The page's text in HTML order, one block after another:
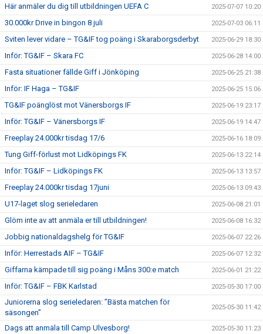
Här anmäler du dig till utbildningen UEFA C 2025-07-07 10:20
30.000kr Drive in bingon 8 juli 2025-07-03 06:11
Sviten lever vidare – TG&IF tog poäng i Skaraborgsderbyt 2025-06-29 18:30
Inför: TG&IF – Skara FC 2025-06-28 14:00
Fasta situationer fällde Giff i Jönköping 2025-06-25 21:38
Inför: IF Haga – TG&IF 2025-06-25 15:06
TG&IF poänglöst mot Vänersborgs IF 2025-06-19 23:17
Inför: TG&IF – Vänersborgs IF 2025-06-19 14:47
Freeplay 24.000kr tisdag 17/6 2025-06-16 18:09
Tung Giff-förlust mot Lidköpings FK 2025-06-13 22:14
Inför: TG&IF – Lidköpings FK 2025-06-13 13:57
Freeplay 24.000kr tisdag 17juni 2025-06-13 09:43
U17-laget slog serieledaren 2025-06-08 21:01
Glöm inte av att anmäla er till utbildningen! 2025-06-08 16:32
Jobbig nationaldagshelg för TG&IF 2025-06-07 22:26
Inför: Herrestads AIF – TG&IF 2025-06-07 12:32
Giffarna kämpade till sig poäng i Måns 300:e match 2025-06-01 21:22
Inför: TG&IF – FBK Karlstad 2025-05-30 17:00
Juniorerna slog serieledaren: ”Bästa matchen för
säsongen”
2025-05-30 11:42
Dags att anmäla till Camp Ulvesborg! 2025-05-30 11:23